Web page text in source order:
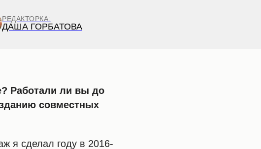
РЕДАКТОРКА:
ДАША ГОРБАТОВА
Работали ли вы до
совместных
я сделал году в 2016-